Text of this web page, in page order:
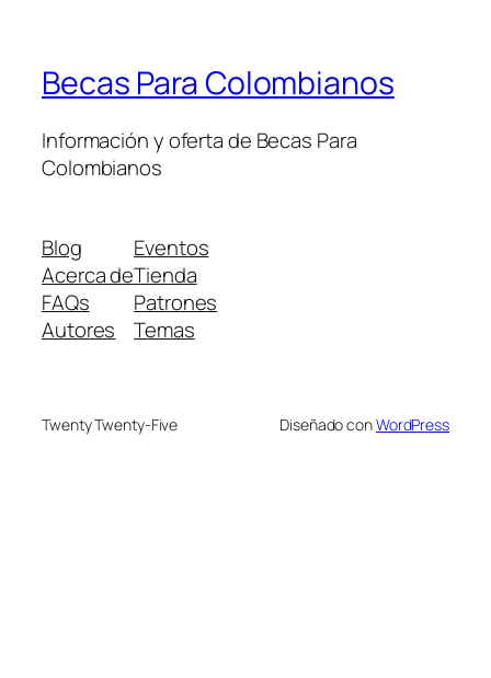
Becas Para Colombianos
Información y oferta de Becas Para
Colombianos
Blog
Acerca de
FAQs
Autores
Eventos
Tienda
Patrones
Temas
Twenty Twenty-Five Diseñado conWordPress